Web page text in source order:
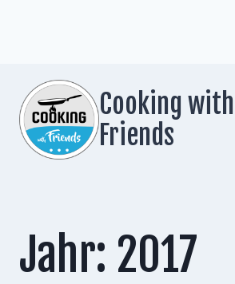
Cooking with
Friends
Jahr: 2017